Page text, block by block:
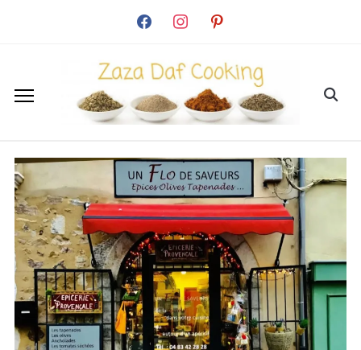
facebook instagrampinterest